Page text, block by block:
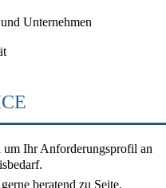
Unternehmen
um Ihr Anforderungsprofil an
beratend zu Seite.